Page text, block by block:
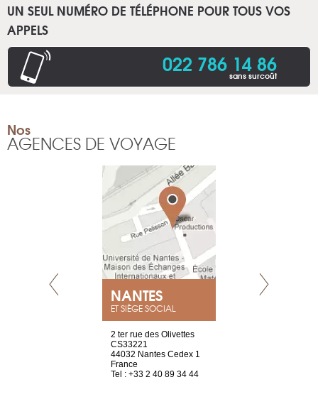
UN SEUL NUMÉRO DE TÉLÉPHONE POUR TOUS VOS
APPELS
022 786 14 86
sans surcoût
Nos
AGENCES DE VOYAGE
NANTES
ET SIÈGE SOCIAL
2 ter rue des Olivettes
CS33221
44032 Nantes Cedex 1
France
Tel : +33 2 40 89 34 44